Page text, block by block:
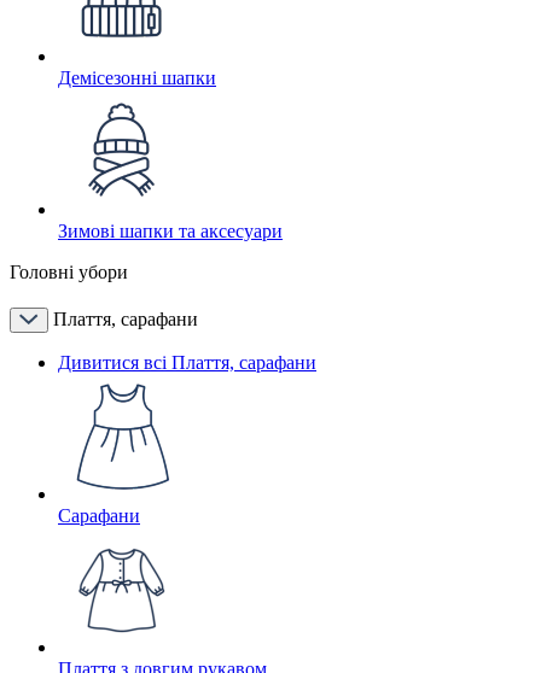
Демісезонні шапки
Зимові шапки та аксесуари
Головні убори
Плаття, сарафани
Дивитися всі Плаття, сарафани
Сарафани
Плаття з довгим рукавом